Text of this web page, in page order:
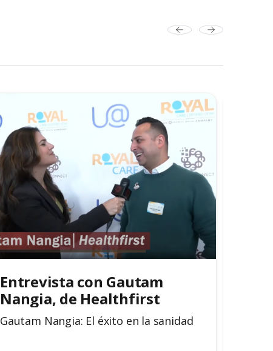
Entrevista con Gautam
Nangia, de Healthfirst
Gautam Nangia: El éxito en la sanidad